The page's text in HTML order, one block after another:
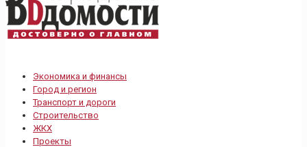
Экономика и финансы
Город и регион
Транспорт и дороги
Строительство
ЖКХ
Проекты